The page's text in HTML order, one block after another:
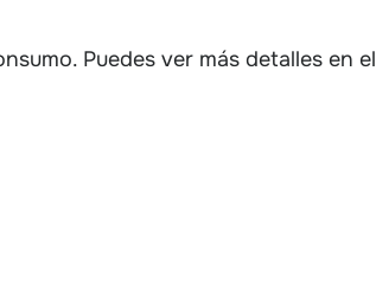
Puedes ver más detalles en el